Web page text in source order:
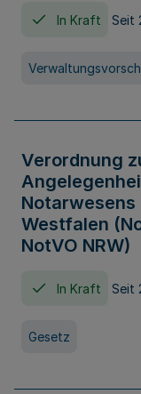
In Kraft Seit
Verordnung
Notarwesens
Westfalen
NotVO NRW)
In Kraft Seit
Gesetz